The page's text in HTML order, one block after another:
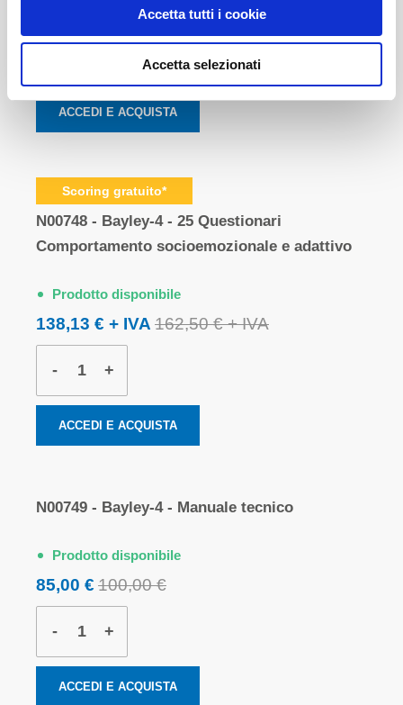
Accetta tutti i cookie
Accetta selezionati
75,00 €
ACCEDI E ACQUISTA
Scoring gratuito*
N00748 - Bayley-4 - 25 Questionari
Comportamento socioemozionale e adattivo
Prodotto disponibile
138,13 € 162,50 €
- +
ACCEDI E ACQUISTA
N00749 - Bayley-4 - Manuale tecnico
Prodotto disponibile
85,00 € 100,00 €
- +
ACCEDI E ACQUISTA